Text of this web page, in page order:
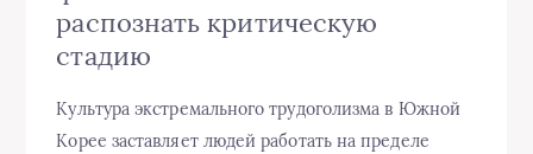
распознать критическую
стадию
Культура экстремального трудоголизма в Южной
Корее заставляет людей работать на пределе